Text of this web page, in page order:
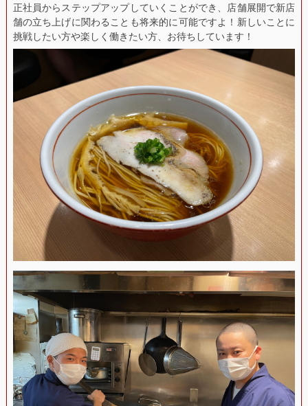
正社員からステップアップしていくことができ、店舗展開で新店
舗の立ち上げに関わることも将来的に可能ですよ！新しいことに
挑戦したい方や楽しく働きたい方、お待ちしています！